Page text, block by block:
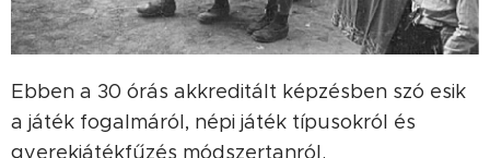
Ebben a 30 órás akkreditált képzésben szó esik
a játék fogalmáról, népi játék típusokról és
gyerekjátékfűzés módszertanról.